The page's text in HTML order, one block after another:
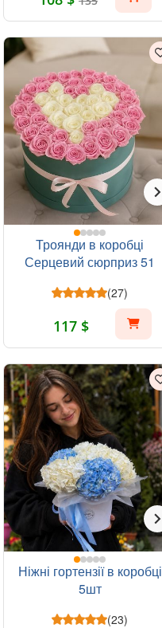
Троянди в коробці
Серцевий сюрприз 51
(27)
117 $
Ніжні гортензії в коробці
5шт
(23)